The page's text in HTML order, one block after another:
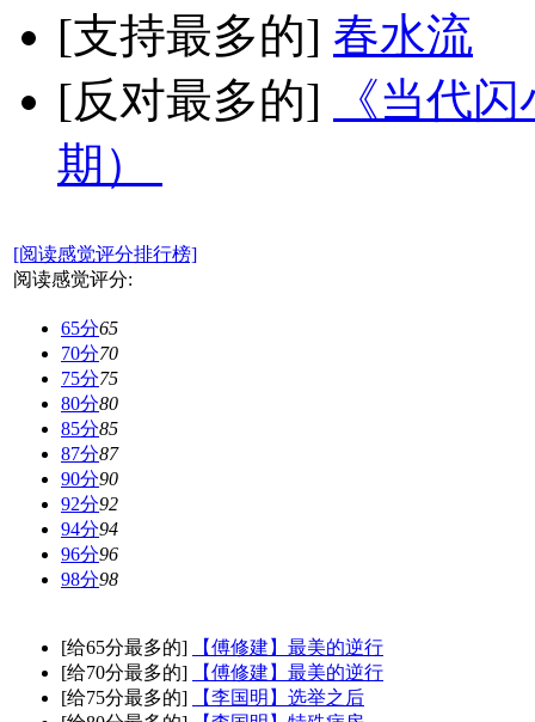
[支持最多的] 春水流
[反对最多的]
《当代
期）
[阅读感觉评分排行榜]
阅读感觉评分:
65分65
70分70
75分75
80分80
85分85
87分87
90分90
92分92
94分94
96分96
98分98
[给65分最多的]
【傅修建】最美的逆行
[给70分最多的]
【傅修建】最美的逆行
[给75分最多的]
【李国明】选举之后